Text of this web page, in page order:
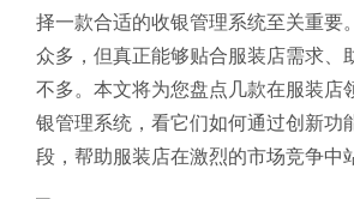
择一款合适的收银管理系统至关重要
众多，但真正能够贴合服装店需求、
不多。本文将为您盘点几款在服装店
银管理系统，看它们如何通过创新功
段，帮助服装店在激烈的市场竞争中